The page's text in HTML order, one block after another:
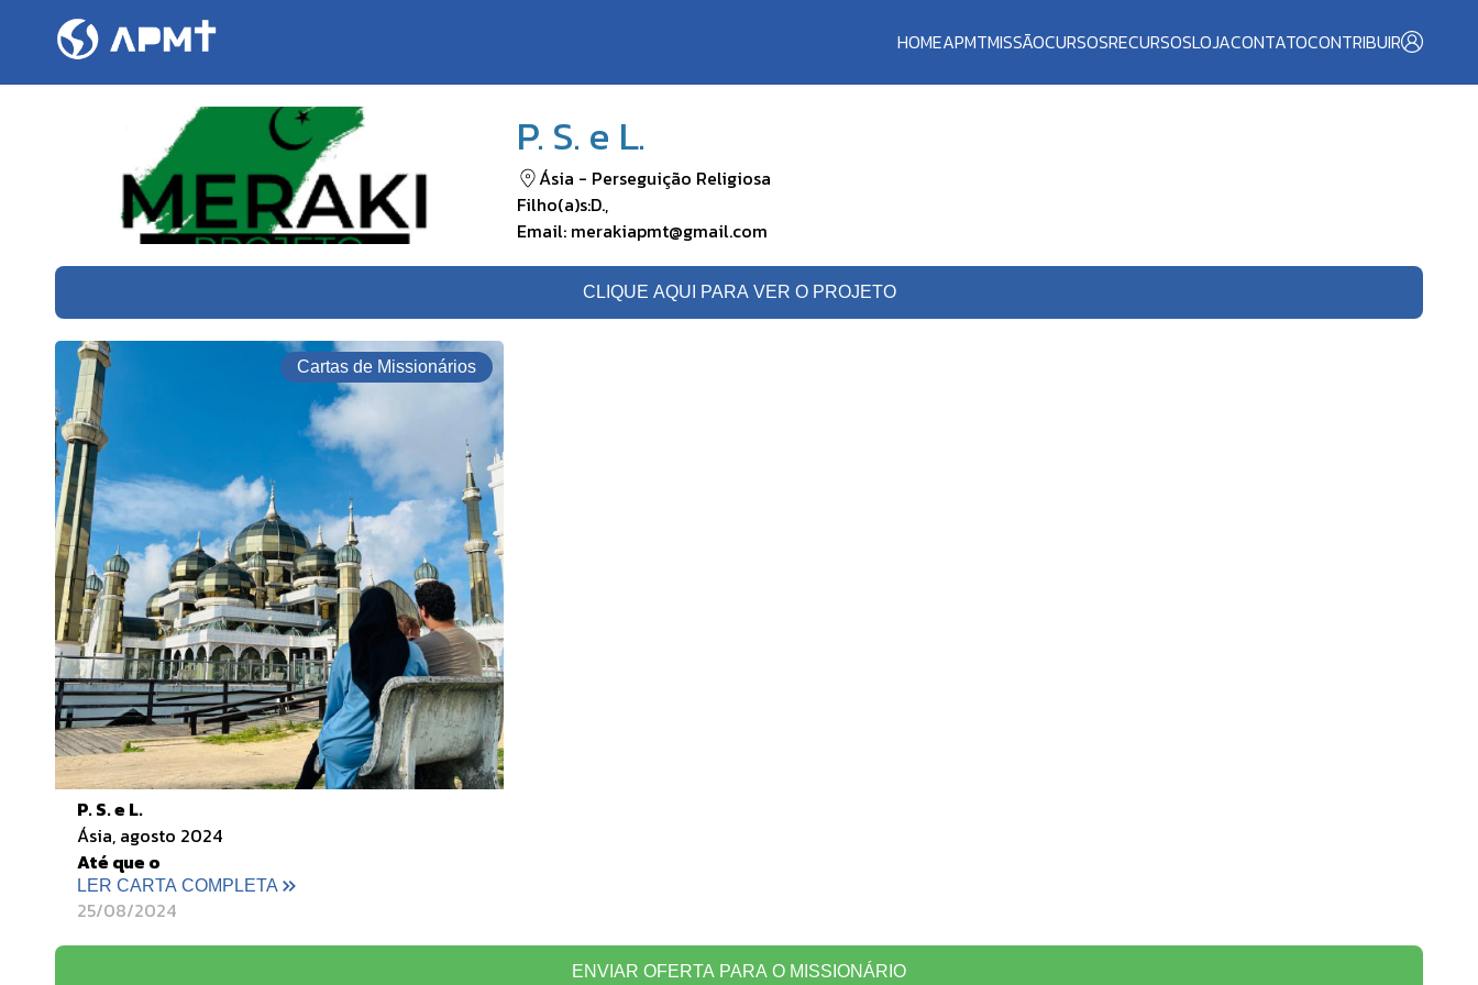
HOMEAPMTMISSÃOCURSOSRECURSOSLOJACONTATOCONTRIBUIR
P. S. e L.
Ásia - Perseguição Religiosa
Filho(a)s:D.,
Email: merakiapmt@gmail.com
CLIQUE AQUI PARA VER O PROJETO
Cartas de Missionários
P. S. e L.
Ásia, agosto 2024
Até que o
LER CARTA COMPLETA
25/08/2024
ENVIAR OFERTA PARA O MISSIONÁRIO